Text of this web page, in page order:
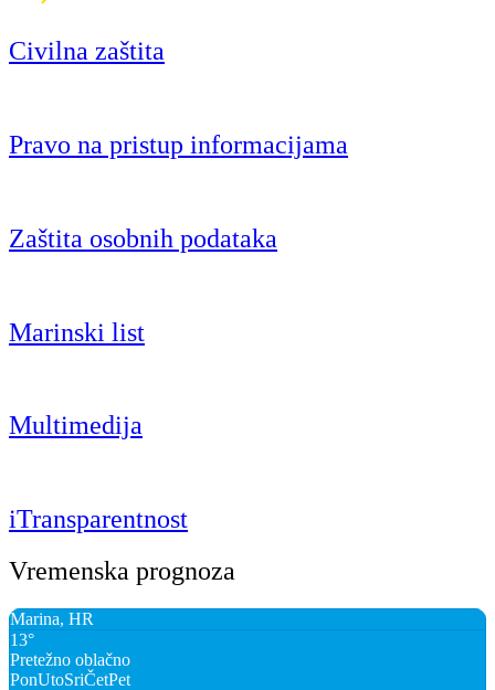
Civilna zaštita
Pravo na pristup informacijama
Zaštita osobnih podataka
Marinski list
Multimedija
iTransparentnost
Vremenska prognoza
Marina, HR
13°
Pretežno oblačno
PonUtoSriČetPet